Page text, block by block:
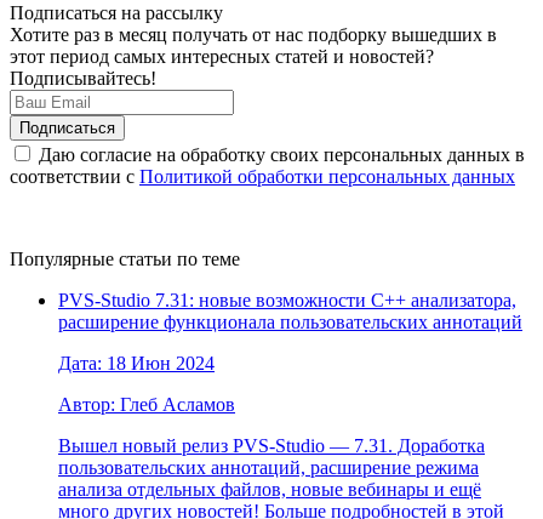
Подписаться на рассылку
Хотите раз в месяц получать от нас подборку вышедших в
этот период самых интересных статей и новостей?
Подписывайтесь!
Даю согласие на обработку своих персональных данных в
соответствии с Политикой обработки персональных данных
Популярные статьи по теме
PVS-Studio 7.31: новые возможности C++ анализатора,
расширение функционала пользовательских аннотаций
Дата: 18 Июн 2024
Автор: Глеб Асламов
Вышел новый релиз PVS-Studio — 7.31. Доработка
пользовательских аннотаций, расширение режима
анализа отдельных файлов, новые вебинары и ещё
много других новостей! Больше подробностей в этой